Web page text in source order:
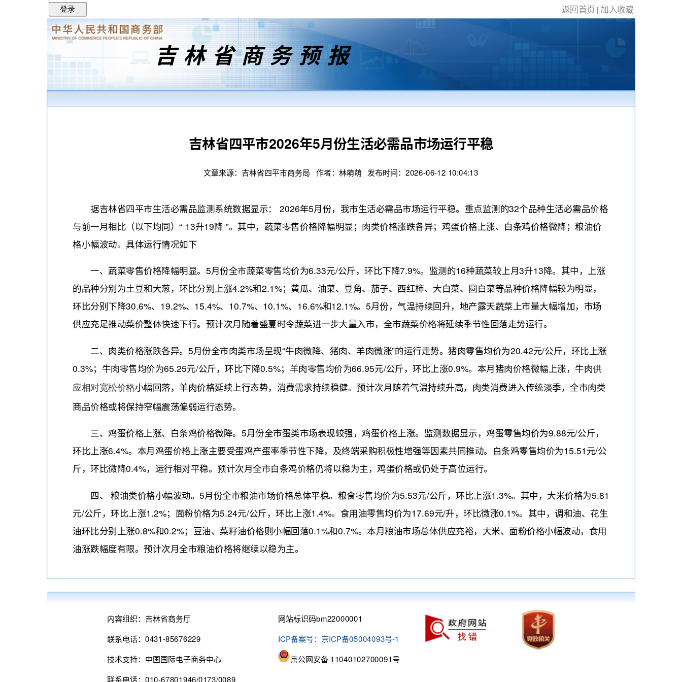
登录 返回首页 | 加入收藏
吉林省商务预报
吉林省四平市2026年5月份生活必需品市场运行平稳
文章来源：吉林省四平市商务局 作者：林萌萌 发布时间：2026-06-12 10:04:13
据吉林省四平市生活必需品监测系统数据显示： 2026年5月份，我市生活必需品市场运行平稳。重点监测的32个品种生活必需品价格
与前一月相比（以下均同）“ 13升19降 ”。其中，蔬菜零售价格降幅明显；肉类价格涨跌各异；鸡蛋价格上涨、白条鸡价格微降；粮油价
格小幅波动。具体运行情况如下
一、蔬菜零售价格降幅明显。5月份全市蔬菜零售均价为6.33元/公斤，环比下降7.9%。监测的16种蔬菜较上月3升13降。其中，上涨
的品种分别为土豆和大葱，环比分别上涨4.2%和2.1%；黄瓜、油菜、豆角、茄子、西红柿、大白菜、圆白菜等品种价格降幅较为明显，
环比分别下降30.6%、19.2%、15.4%、10.7%、10.1%、16.6%和12.1%。5月份，气温持续回升，地产露天蔬菜上市量大幅增加，市场
供应充足推动菜价整体快速下行。预计次月随着盛夏时令蔬菜进一步大量入市，全市蔬菜价格将延续季节性回落走势运行。
二、肉类价格涨跌各异。5月份全市肉类市场呈现“牛肉微降、猪肉、羊肉微涨”的运行走势。猪肉零售均价为20.42元/公斤，环比上涨
0.3%；牛肉零售均价为65.25元/公斤，环比下降0.5%；羊肉零售均价为66.95元/公斤，环比上涨0.9%。本月猪肉价格微幅上涨，牛肉供
应相对宽松价格小幅回落，羊肉价格延续上行态势，消费需求持续稳健。预计次月随着气温持续升高，肉类消费进入传统淡季，全市肉类
商品价格或将保持窄幅震荡偏弱运行态势。
三、鸡蛋价格上涨、白条鸡价格微降。5月份全市蛋类市场表现较强，鸡蛋价格上涨。监测数据显示，鸡蛋零售均价为9.88元/公斤，
环比上涨6.4%。本月鸡蛋价格上涨主要受蛋鸡产蛋率季节性下降，及终端采购积极性增强等因素共同推动。白条鸡零售均价为15.51元/公
斤，环比微降0.4%，运行相对平稳。预计次月全市白条鸡价格仍将以稳为主，鸡蛋价格或仍处于高位运行。
四、 粮油类价格小幅波动。5月份全市粮油市场价格总体平稳。粮食零售均价为5.53元/公斤，环比上涨1.3%。其中，大米价格为5.81
元/公斤，环比上涨1.2%；面粉价格为5.24元/公斤，环比上涨1.4%。食用油零售均价为17.69元/升，环比微涨0.1%。其中，调和油、花生
油环比分别上涨0.8%和0.2%；豆油、菜籽油价格则小幅回落0.1%和0.7%。本月粮油市场总体供应充裕，大米、面粉价格小幅波动，食用
油涨跌幅度有限。预计次月全市粮油价格将继续以稳为主。
内容组织：吉林省商务厅
联系电话：0431-85676229
技术支持：中国国际电子商务中心
联系电话：010-67801946/0173/0089
网站标识码bm22000001
ICP备案号：京ICP备05004093号-1
京公网安备 11040102700091号